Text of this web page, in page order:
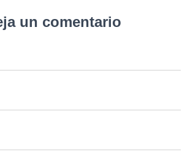
un comentario